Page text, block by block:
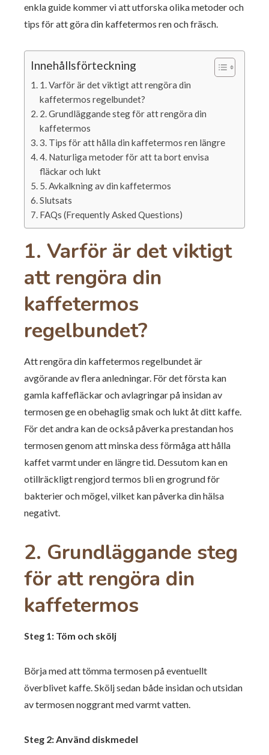
enkla guide kommer vi att utforska olika metoder och
tips för att göra din kaffetermos ren och fräsch.
Innehållsförteckning
1. Varför är det viktigt att rengöra din
kaffetermos regelbundet?
2. Grundläggande steg för att rengöra din
kaffetermos
3. Tips för att hålla din kaffetermos ren längre
4. Naturliga metoder för att ta bort envisa
fläckar och lukt
5. Avkalkning av din kaffetermos
Slutsats
FAQs (Frequently Asked Questions)
1. Varför är det viktigt
att rengöra din
kaffetermos
regelbundet?
Att rengöra din kaffetermos regelbundet är
avgörande av flera anledningar. För det första kan
gamla kaffefläckar och avlagringar på insidan av
termosen ge en obehaglig smak och lukt åt ditt kaffe.
För det andra kan de också påverka prestandan hos
termosen genom att minska dess förmåga att hålla
kaffet varmt under en längre tid. Dessutom kan en
otillräckligt rengjord termos bli en grogrund för
bakterier och mögel, vilket kan påverka din hälsa
negativt.
2. Grundläggande steg
för att rengöra din
kaffetermos
Steg 1: Töm och skölj
Börja med att tömma termosen på eventuellt
överblivet kaffe. Skölj sedan både insidan och utsidan
av termosen noggrant med varmt vatten.
Steg 2: Använd diskmedel